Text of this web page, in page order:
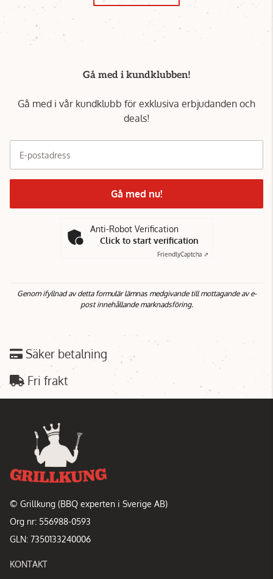
Gå med i kundklubben!
Gå med i vår kundklubb för exklusiva erbjudanden och
deals!
E-postadress
Gå med nu!
Anti-Robot Verification
Click to start verification
FriendlyCaptcha ⇗
Genom ifyllnad av detta formulär lämnas medgivande till mottagande av e-
post innehållande marknadsföring.
Säker betalning
Fri frakt
© Grillkung (BBQ experten i Sverige AB)
Org nr: 556988-0593
GLN: 7350133240006
KONTAKT